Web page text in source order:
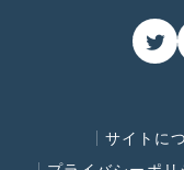
サイトに